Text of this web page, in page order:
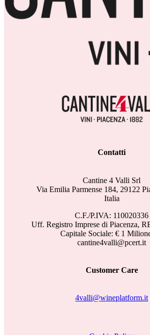
Contatti
Cantine 4 Valli Srl
Via Emilia Parmense 184, 29122
Italia
C.F./P.IVA: 110020336
Uff. Registro Imprese di Piacenza,
Capitale Sociale: € 1
cantine4valli@pcert.it
Customer Care
4valli@wineplatform.it